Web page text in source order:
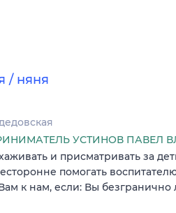
/ няня
УСТИНОВ ПАВЕЛ
и присматривать за
помогать
к нам, если: Вы безгранично